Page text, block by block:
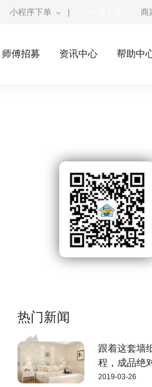
小程序下单 | 商
师傅招募 资讯中心 帮助中
热门新闻
跟着这套墙
程，成品绝
2019-03-26